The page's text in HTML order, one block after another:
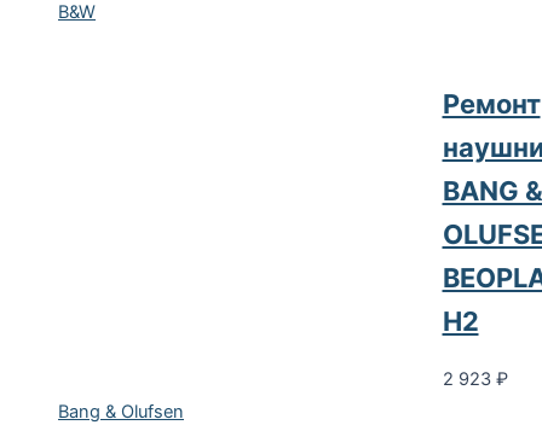
B&W
Bang & Olufsen
Ремонт
BANG &
H2
2 923 ₽